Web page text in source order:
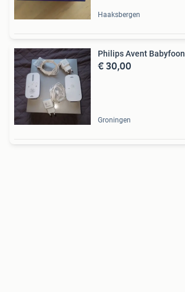
Haaksbergen
Philips Avent Babyfoon
€ 30,00
Groningen